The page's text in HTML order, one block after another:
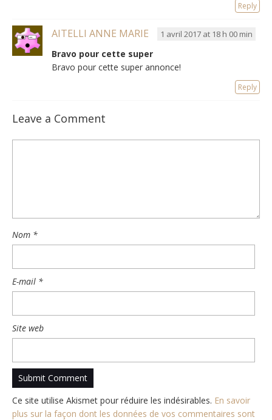
Reply
AITELLI ANNE MARIE 1 avril 2017 at 18 h 00 min
Bravo pour cette super
Bravo pour cette super annonce!
Reply
Leave a Comment
Nom *
E-mail *
Site web
Ce site utilise Akismet pour réduire les indésirables. En savoir
plus sur la façon dont les données de vos commentaires sont